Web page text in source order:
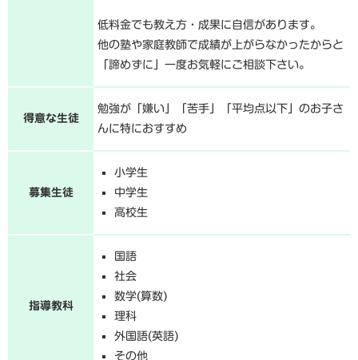
低料金でも教え方・成果に自信があります。
他の塾や家庭教師で成績が上がらなかったからと
「諦めずに」一度お気軽にご相談下さい。
得意な生徒
勉強が「嫌い」「苦手」「平均点以下」のお子さ
んに特におすすめ
募集生徒
小学生
中学生
高校生
指導教科
国語
社会
数学(算数)
理科
外国語(英語)
その他